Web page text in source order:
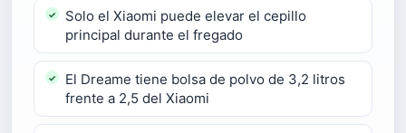
Solo el Xiaomi puede elevar el cepillo
principal durante el fregado
El Dreame tiene bolsa de polvo de 3,2 litros
frente a 2,5 del Xiaomi